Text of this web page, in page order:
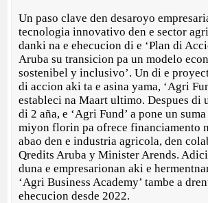
Un paso clave den desaroyo
tecnologia innovativo den e sector
danki na e ehecucion di e ‘Plan di
Aruba su transicion pa un modelo
sostenibel y inclusivo’. Un di e
di accion aki ta e asina yama, ‘Agri
estableci na Maart ultimo. Despues di
di 2 aña, e ‘Agri Fund’ a pone un
miyon florin pa ofrece financiamento
abao den e industria agricola, den
Qredits Aruba y Minister Arends.
duna e empresarionan aki e
‘Agri Business Academy’ tambe a
ehecucion desde 2022.